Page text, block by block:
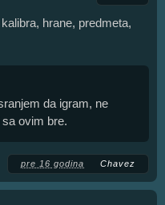
hrane, predmeta,
da igram, ne
ovim bre.
pre 16 godina Chavez